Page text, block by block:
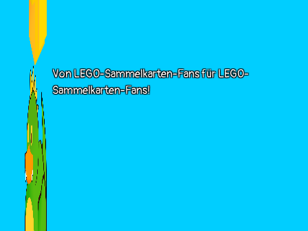
Von LEGO-Sammelkarten-Fans für LEGO-
Sammelkarten-Fans!